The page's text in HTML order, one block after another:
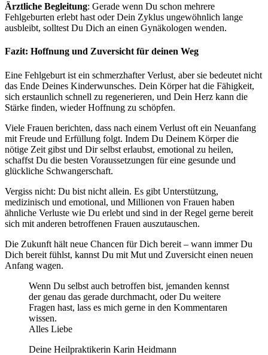
Ärztliche Begleitung: Gerade wenn Du schon mehrere
Fehlgeburten erlebt hast oder Dein Zyklus ungewöhnlich lange
ausbleibt, solltest Du Dich an einen Gynäkologen wenden.
Fazit: Hoffnung und Zuversicht für deinen Weg
Eine Fehlgeburt ist ein schmerzhafter Verlust, aber sie bedeutet nicht
das Ende Deines Kinderwunsches. Dein Körper hat die Fähigkeit,
sich erstaunlich schnell zu regenerieren, und Dein Herz kann die
Stärke finden, wieder Hoffnung zu schöpfen.
Viele Frauen berichten, dass nach einem Verlust oft ein Neuanfang
mit Freude und Erfüllung folgt. Indem Du Deinem Körper die
nötige Zeit gibst und Dir selbst erlaubst, emotional zu heilen,
schaffst Du die besten Voraussetzungen für eine gesunde und
glückliche Schwangerschaft.
Vergiss nicht: Du bist nicht allein. Es gibt Unterstützung,
medizinisch und emotional, und Millionen von Frauen haben
ähnliche Verluste wie Du erlebt und sind in der Regel gerne bereit
sich mit anderen betroffenen Frauen auszutauschen.
Die Zukunft hält neue Chancen für Dich bereit – wann immer Du
Dich bereit fühlst, kannst Du mit Mut und Zuversicht einen neuen
Anfang wagen.
Wenn Du selbst auch betroffen bist, jemanden kennst
der genau das gerade durchmacht, oder Du weitere
Fragen hast, lass es mich gerne in den Kommentaren
wissen.
Alles Liebe
Deine Heilpraktikerin Karin Heidmann